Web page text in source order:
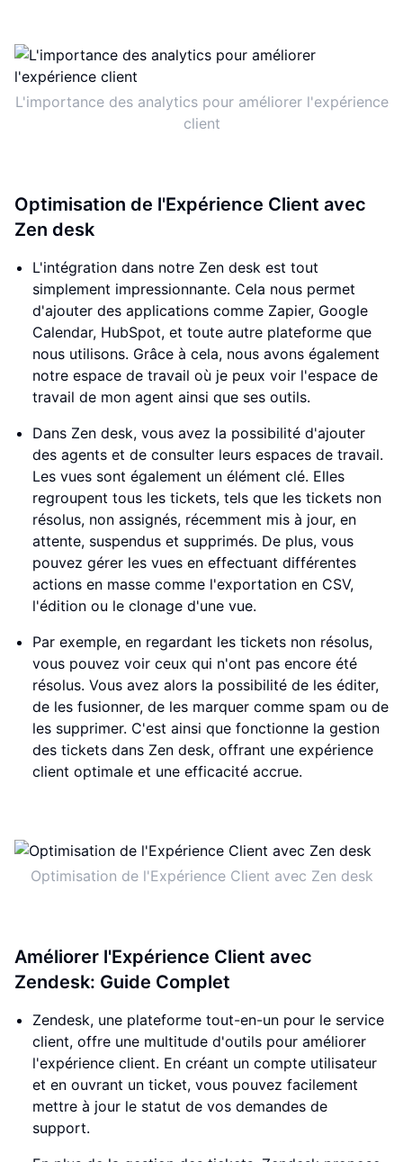
L'importance des analytics pour améliorer l'expérience
client
Optimisation de l'Expérience Client avec
Zen desk
L'intégration dans notre Zen desk est tout
simplement impressionnante. Cela nous permet
d'ajouter des applications comme Zapier, Google
Calendar, HubSpot, et toute autre plateforme que
nous utilisons. Grâce à cela, nous avons également
notre espace de travail où je peux voir l'espace de
travail de mon agent ainsi que ses outils.
Dans Zen desk, vous avez la possibilité d'ajouter
des agents et de consulter leurs espaces de travail.
Les vues sont également un élément clé. Elles
regroupent tous les tickets, tels que les tickets non
résolus, non assignés, récemment mis à jour, en
attente, suspendus et supprimés. De plus, vous
pouvez gérer les vues en effectuant différentes
actions en masse comme l'exportation en CSV,
l'édition ou le clonage d'une vue.
Par exemple, en regardant les tickets non résolus,
vous pouvez voir ceux qui n'ont pas encore été
résolus. Vous avez alors la possibilité de les éditer,
de les fusionner, de les marquer comme spam ou de
les supprimer. C'est ainsi que fonctionne la gestion
des tickets dans Zen desk, offrant une expérience
client optimale et une efficacité accrue.
Optimisation de l'Expérience Client avec Zen desk
Améliorer l'Expérience Client avec
Zendesk: Guide Complet
Zendesk, une plateforme tout-en-un pour le service
client, offre une multitude d'outils pour améliorer
l'expérience client. En créant un compte utilisateur
et en ouvrant un ticket, vous pouvez facilement
mettre à jour le statut de vos demandes de
support.